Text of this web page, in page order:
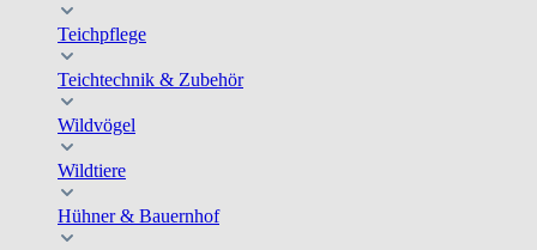
Teichpflege
Teichtechnik & Zubehör
Wildvögel
Wildtiere
Hühner & Bauernhof